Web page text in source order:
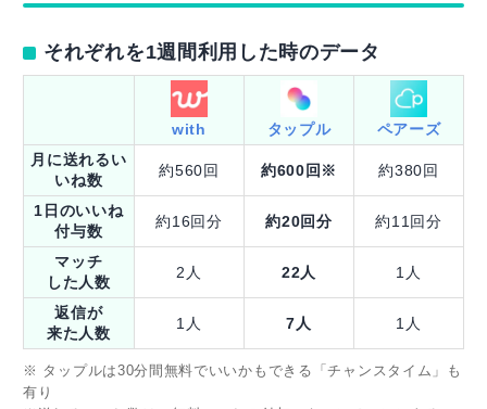
それぞれを1週間利用した時のデータ
with タップル
ペアーズ
月に送れるい
いね数
約560回 約600回※ 約380回
1日のいいね
付与数
約16回分 約20回分 約11回分
マッチ
した人数
2人 22人 1人
返信が
来た人数
1人 7人 1人
※ タップルは30分間無料でいいかもできる「チャンスタイム」も
有り